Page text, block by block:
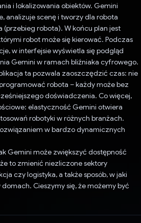
i lokalizowania obiektów. Gemini
analizuje scenę i tworzy dla robota
(przebieg robota). W końcu plan jest
robot może się kierować. Podczas
w interfejsie wyświetla się podgląd
Gemini w ramach bliźniaka cyfrowego.
ta pozwala zaoszczędzić czas: nie
robota – każdy może bez
doświadczenia. Co więcej,
elastyczność Gemini otwiera
robotyki w różnych branżach.
w bardzo dynamicznych
Gemini może zwiększyć dostępność
to zmienić niezliczone sektory
czy logistyka, a także sposób, w jaki
Cieszymy się, że możemy być